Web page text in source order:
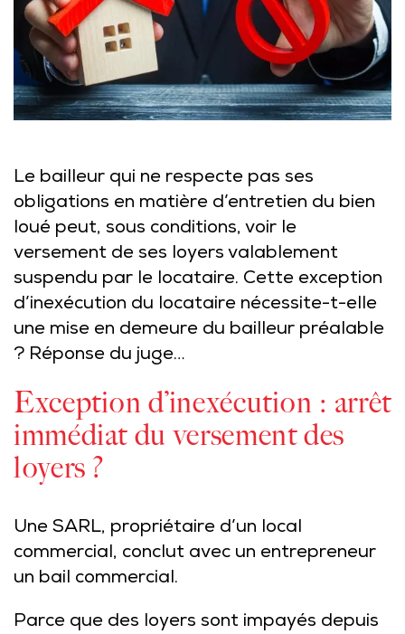
Le bailleur qui ne respecte pas ses
obligations en matière d’entretien du bien
loué peut, sous conditions, voir le
versement de ses loyers valablement
suspendu par le locataire. Cette exception
d’inexécution du locataire nécessite-t-elle
une mise en demeure du bailleur préalable
? Réponse du juge…
Exception d’inexécution : arrêt
immédiat du versement des
loyers ?
Une SARL, propriétaire d’un local
commercial, conclut avec un entrepreneur
un bail commercial.
Parce que des loyers sont impayés depuis